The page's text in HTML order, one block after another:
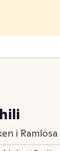
i Ramlösa